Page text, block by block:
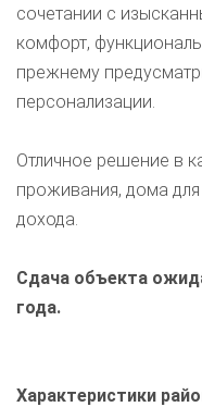
сочетании с
комфорт,
прежнему
персонализации.
Отличное решение в
проживания, дома для
дохода.
Сдача объекта
года.
Характеристики